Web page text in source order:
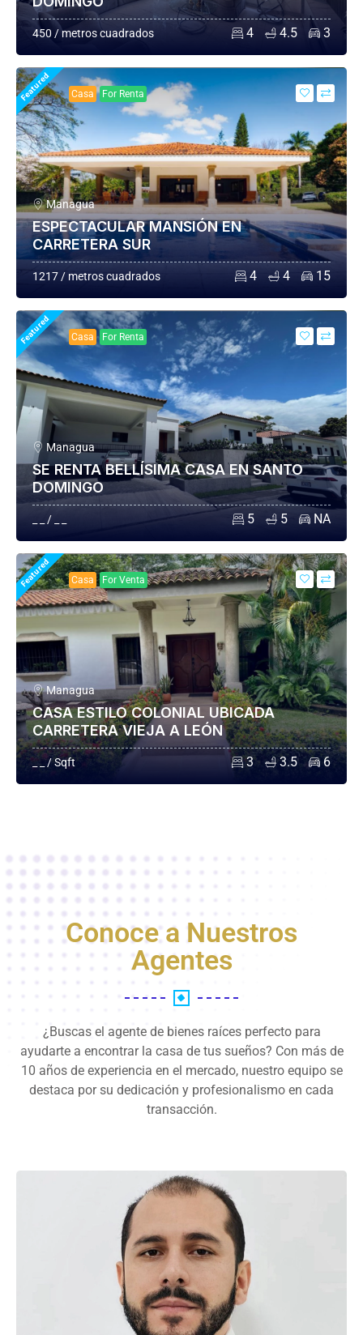
450 / metros cuadrados 4 4.5 3
Featured Casa For Renta
Managua
ESPECTACULAR MANSIÓN EN
CARRETERA SUR
1217 / metros cuadrados 4 4 15
Featured Casa For Renta
Managua
SE RENTA BELLÍSIMA CASA EN SANTO
DOMINGO
_ _ / _ _ 5 5 NA
Featured Casa For Venta
Managua
CASA ESTILO COLONIAL UBICADA
CARRETERA VIEJA A LEÓN
_ _ / Sqft 3 3.5 6
Conoce a Nuestros
Agentes
¿Buscas el agente de bienes raíces perfecto para
ayudarte a encontrar la casa de tus sueños? Con más de
10 años de experiencia en el mercado, nuestro equipo se
destaca por su dedicación y profesionalismo en cada
transacción.